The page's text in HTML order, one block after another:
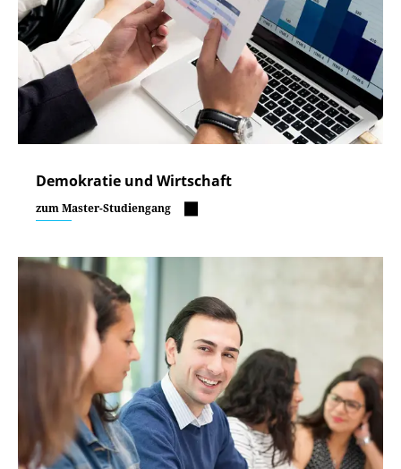
Demokratie und Wirtschaft
zum Master-Studiengang